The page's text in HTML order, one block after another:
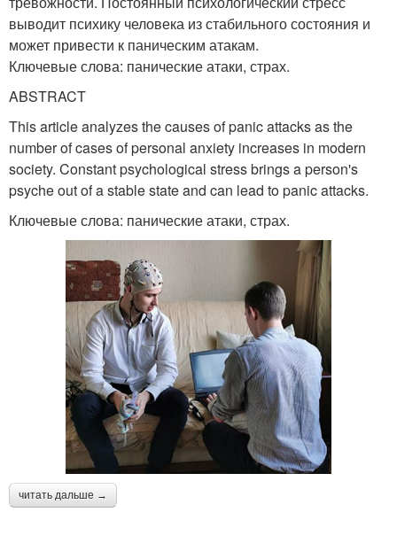
выводит психику человека из стабильного состояния и
может привести к паническим атакам.
Ключевые слова: панические атаки, страх.
ABSTRACT
This article analyzes the causes of panic attacks as the
number of cases of personal anxiety increases in modern
society. Constant psychological stress brings a person's
psyche out of a stable state and can lead to panic attacks.
Ключевые слова: панические атаки, страх.
читать дальше →